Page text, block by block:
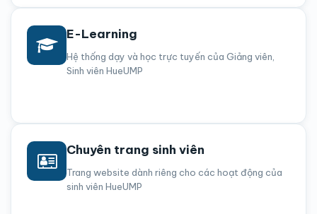
E-Learning
Hệ thống dạy và học trực tuyến của Giảng viên,
Sinh viên HueUMP
Chuyên trang sinh viên
Trang website dành riêng cho các hoạt động của
sinh viên HueUMP